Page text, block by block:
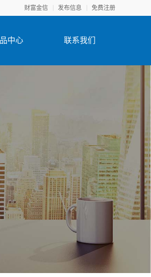
财富金信 发布信息 免费注册
中心 联系我们